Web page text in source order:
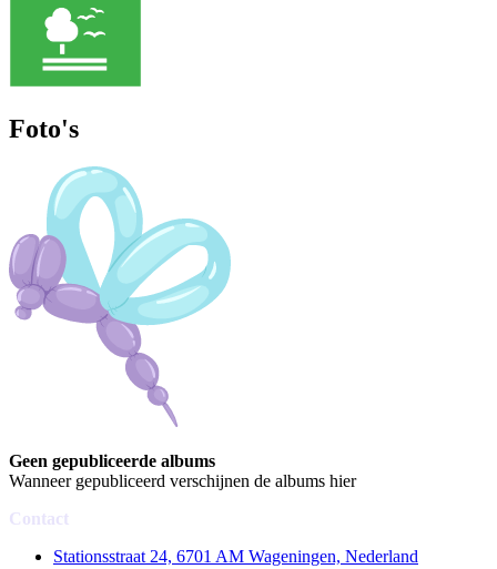
Foto's
Geen gepubliceerde albums
Wanneer gepubliceerd verschijnen de albums hier
Contact
Stationsstraat 24, 6701 AM Wageningen, Nederland